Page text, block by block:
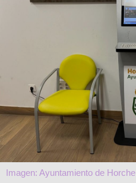
Imagen: Ayuntamiento de Horche